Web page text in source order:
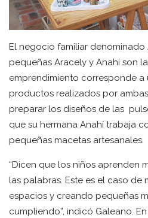
El negocio familiar denominado
pequeñas Aracely y Anahí son
emprendimiento corresponde
productos realizados por
preparar los diseños de las
que su hermana Anahí trabaja
pequeñas macetas artesanales.
“Dicen que los niños aprenden
las palabras. Este es el caso de
espacios y creando pequeñas
cumpliendo”, indicó Galeano.